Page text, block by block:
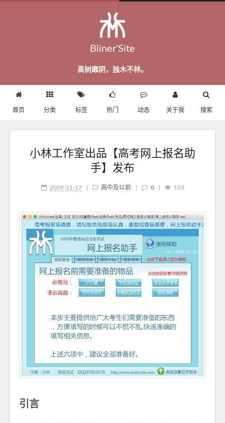
Bliner'Site
高树靡阴，独木不林。
首页 分类 标签 热门 动态 关于我 搜索
小林工作室出品【高考网上报名助
手】发布
2009-11-17 高中及以前 0 103
引言